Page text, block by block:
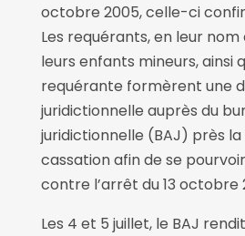
octobre 2005, celle-ci
Les requérants, en leur
leurs enfants mineurs, ainsi
requérante formèrent une
juridictionnelle auprès du
juridictionnelle (BAJ) près la
cassation afin de se
contre l’arrêt du 13 octobre
Les 4 et 5 juillet, le BAJ